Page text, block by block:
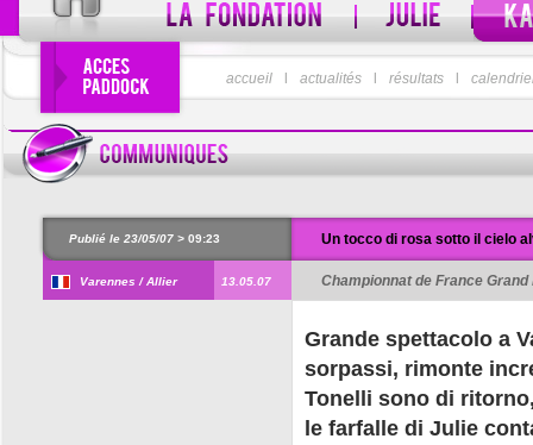
PSEUDO
Pseudo oublié ?
MOT DE PASSE
accueil actualités résultats
Publié le 23/05/07 > 09:23 Un tocco di rosa sotto il cielo
Varennes / Allier 13.05.07 Championnat de France
Grande spettacolo a
sorpassi, rimonte
Tonelli sono di
le farfalle di Julie